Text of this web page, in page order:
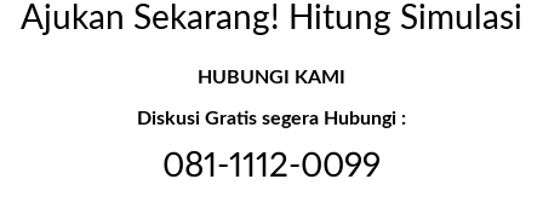
Ajukan Sekarang! Hitung Simulasi
HUBUNGI KAMI
Diskusi Gratis segera Hubungi :
081-1112-0099